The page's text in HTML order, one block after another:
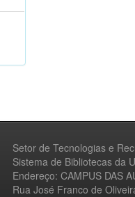
Setor de Tecnologias e
Sistema de Bibliotecas da
Endereço: CAMPUS DAS
Rua José Franco de